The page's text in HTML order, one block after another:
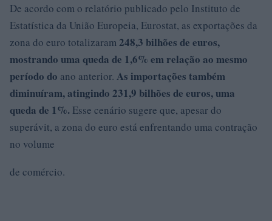
De acordo com o relatório publicado pelo Instituto de
Estatística da União Europeia, Eurostat, as exportações da
zona do euro totalizaram248,3 bilhões de euros,
mostrando uma queda de 1,6% em relação ao mesmo
período do ano anterior. As importações também
diminuíram, atingindo 231,9 bilhões de euros, uma
queda de 1%. Esse cenário sugere que, apesar do
superávit, a zona do euro está enfrentando uma contração
no volume
de comércio.